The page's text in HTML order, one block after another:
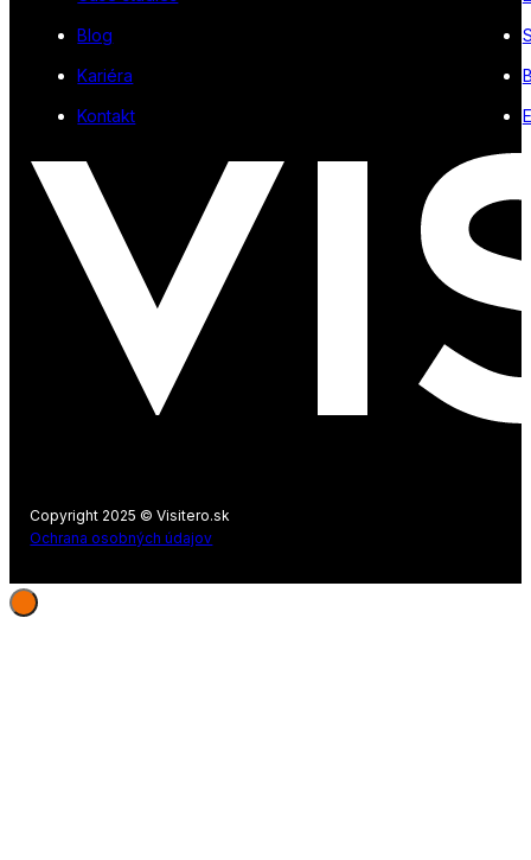
Blog
Kariéra
Kontakt
Copyright 2025 © Visitero.sk
Ochrana osobných údajov